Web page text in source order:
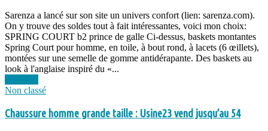
Sarenza a lancé sur son site un univers confort (lien: sarenza.com).
On y trouve des soldes tout à fait intéressantes, voici mon choix:
SPRING COURT b2 prince de galle Ci-dessus, baskets montantes
Spring Court pour homme, en toile, à bout rond, à lacets (6 œillets),
montées sur une semelle de gomme antidérapante. Des baskets au
look à l'anglaise inspiré du «...
Non classé
Chaussure homme grande taille : Usine23 vend jusqu’au 54